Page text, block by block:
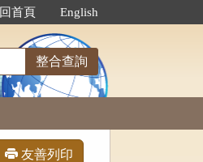
回首頁 English
整合查詢
友善列印